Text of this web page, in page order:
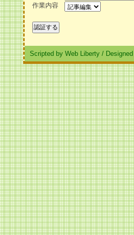
作業内容
Scripted by Web Liberty /